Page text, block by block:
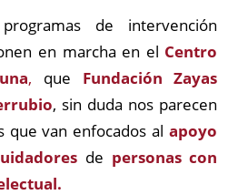
de intervención
en marcha en el Centro
, que Fundación Zayas
, sin duda nos parecen
que van enfocados alapoyo
de personas con